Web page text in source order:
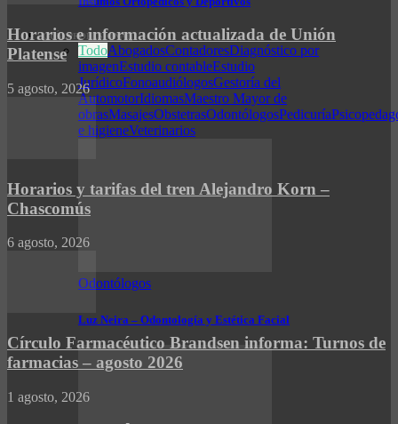
GUÍA PROFESIONAL
TodoAbogadosContadoresDiagnóstico por
imagenEstudio contableEstudio
JurídicoFonoaudiólogosGestoría del
AutomotorIdiomasMaestro Mayor de
obrasMasajesObstetrasOdontólogosPedicuría
e higieneVeterinarios
Odontólogos
Luz Neira – Odontología y Estética Facial
Horarios e información actualizada de Unión
Platense
5 agosto, 2026
Horarios y tarifas del tren Alejandro Korn –
Chascomús
6 agosto, 2026
Círculo Farmacéutico Brandsen informa: Turnos de
farmacias – agosto 2026
1 agosto, 2026